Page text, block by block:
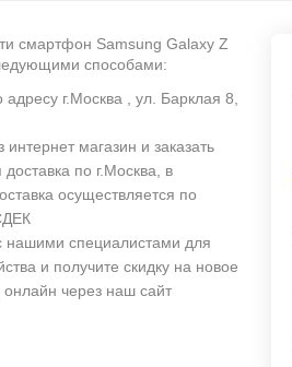
смартфон Samsung Galaxy Z
способами:
г.Москва , ул. Барклая 8,
магазин и заказать
по г.Москва, в
осуществляется по
нашими специалистами для
и получите скидку на новое
через наш сайт